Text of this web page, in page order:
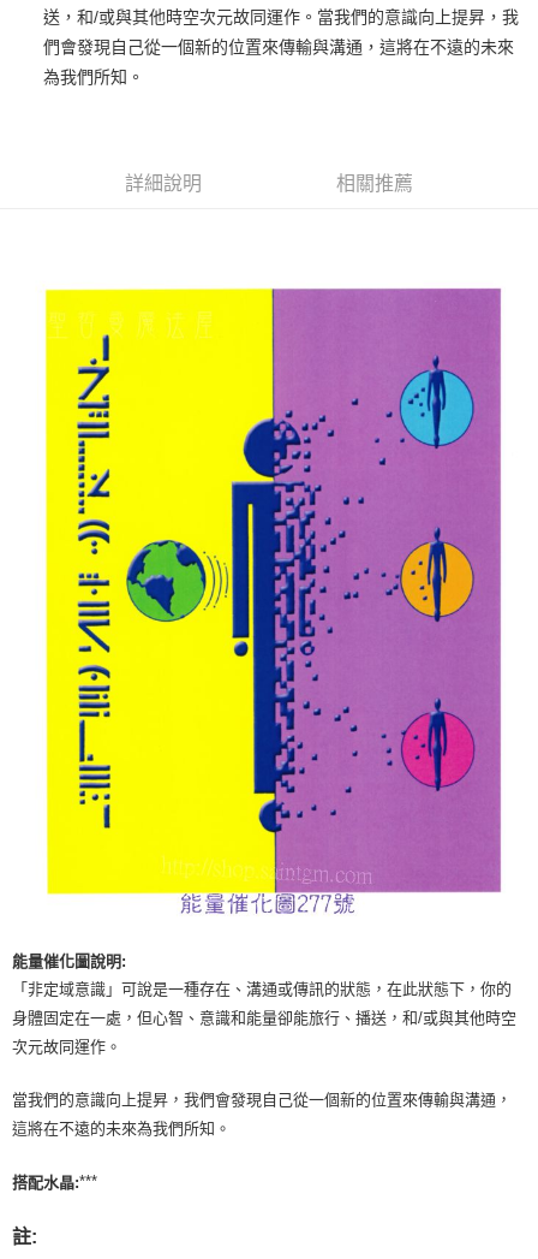
悠遊付
ATM付款
每筆NT$80，滿NT$3,000(含以上)免運費
賣家宅配幫您送（台灣）
每筆NT$80，滿NT$3,000(含以上)免運費
郵局幫你送（離島）
每筆NT$80，滿NT$3,000(含以上)免運費
付款後門市自取
送，和/或與其他時空次元故同運作。當我們的意識向上提昇，我
們會發現自己從一個新的位置來傳輸與溝通，這將在不遠的未來
為我們所知。
詳細說明 相關推薦
能量催化圖說明:
「非定域意識」可說是一種存在、溝通或傳訊的狀態，在此狀態下，你的
身體固定在一處，但心智、意識和能量卻能旅行、播送，和/或與其他時空
次元故同運作。
當我們的意識向上提昇，我們會發現自己從一個新的位置來傳輸與溝通，
這將在不遠的未來為我們所知。
搭配水晶:***
註: